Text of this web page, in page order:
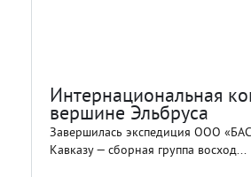
Интернациональная
вершине Эльбруса
Завершилась экспедиция ООО
Кавказу — сборная группа восход...